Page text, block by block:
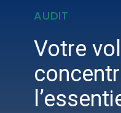
Gérer votre quotidien
Piloter votre activité
AUDIT
Votre